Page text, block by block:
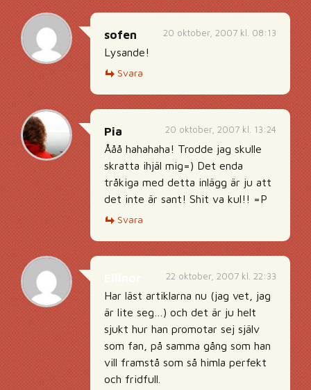
20 oktober, 2007 kl. 08:13
sofen
Lysande!
Svara
20 oktober, 2007 kl. 13:24
Pia
Ååå hahahaha! Trodde jag skulle
skratta ihjäl mig=) Det enda
tråkiga med detta inlägg är ju att
det inte är sant! Shit va kul!! =P
Svara
22 oktober, 2007 kl. 22:33
Har läst artiklarna nu (jag vet, jag
är lite seg…) och det är ju helt
sjukt hur han promotar sej själv
som fan, på samma gång som han
vill framstå som så himla perfekt
och fridfull.